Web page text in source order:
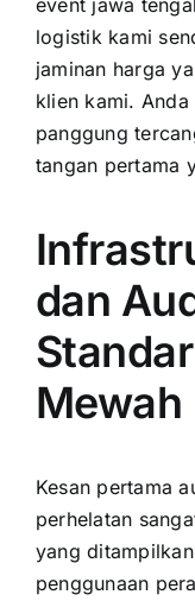
logistik kami
jaminan harga
klien kami.
panggung
tangan pertama
dan
Mewah
Kesan pertama
perhelatan
yang
penggunaan